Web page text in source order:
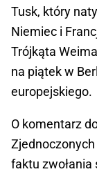
Tusk, który
Niemiec i
Trójkąta
na piątek w
europejskiego.
O komentarz
faktu